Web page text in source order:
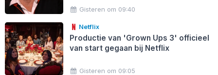
Gisteren om 09:40
Netflix
Productie van 'Grown Ups 3' officieel
van start gegaan bij Netflix
Gisteren om 09:05